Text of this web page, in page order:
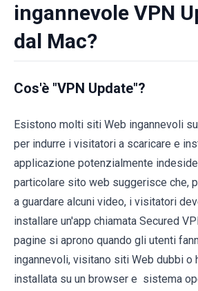
ingannevole VPN
dal Mac?
Cos'è "VPN Update"?
Esistono molti siti Web ingannevoli
per indurre i visitatori a scaricare e
applicazione potenzialmente
particolare sito web suggerisce che,
a guardare alcuni video, i visitatori
installare un'app chiamata Secured
pagine si aprono quando gli utenti
ingannevoli, visitano siti Web dubbi o
installata su un browser e sistema